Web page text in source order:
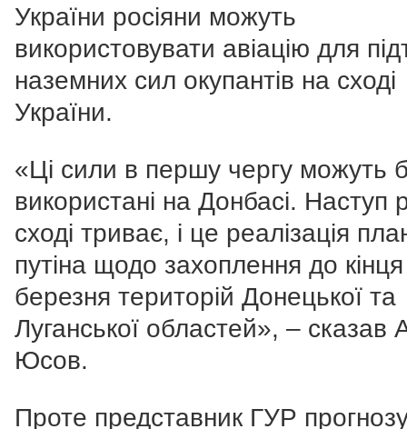
України росіяни можуть
використовувати авіацію для
наземних сил окупантів на сході
України.
«Ці сили в першу чергу можуть
використані на Донбасі. Наступ
сході триває, і це реалізація
путіна щодо захоплення до кінця
березня територій Донецької та
Луганської областей», – сказав
Юсов.
Проте представник ГУР